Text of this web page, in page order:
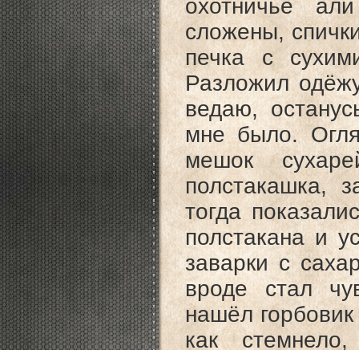
охотничье
сложены,
печка с
Разложил
ведаю,
мне было.
мешок
полстакашка,
тогда
полстакана и
заварки с
вроде стал
нашёл
как